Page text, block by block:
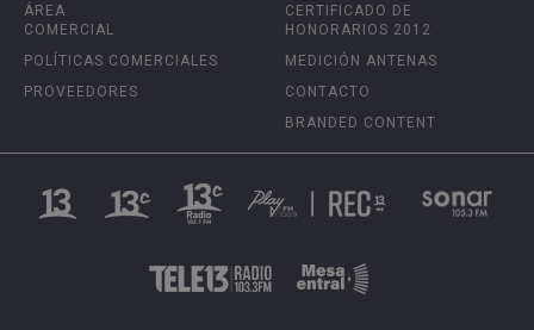
ÁREA
COMERCIAL
POLÍTICAS COMERCIALES
PROVEEDORES
CERTIFICADO DE
HONORARIOS 2012
MEDICIÓN ANTENAS
CONTACTO
BRANDED CONTENT